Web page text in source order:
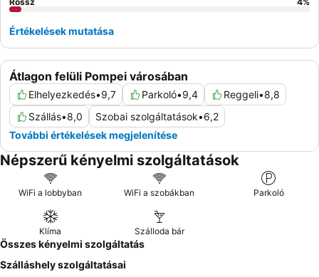
Átlagon felüli Pompei városában
Elhelyezkedés•9,7 Parkoló•9,4 Reggeli•8,8
Szállás•8,0 Szobai szolgáltatások•6,2
További értékelések megjelenítése
Értékelések mutatása
Népszerű kényelmi szolgáltatások
WiFi a lobbyban WiFi a szobákban Parkoló
Klíma Szálloda bár
Összes kényelmi szolgáltatás
Szálláshely szolgáltatásai